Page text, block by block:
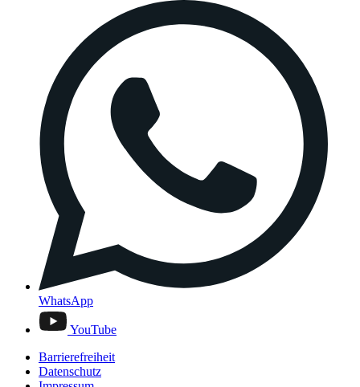
WhatsApp
YouTube
Barrierefreiheit
Datenschutz